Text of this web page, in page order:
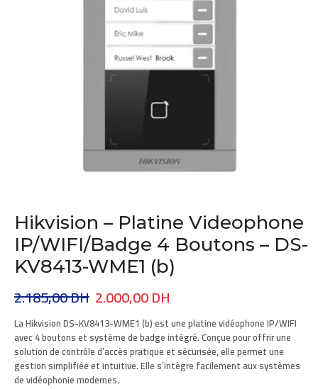
Hikvision – Platine Videophone
IP/WIFI/Badge 4 Boutons – DS-
KV8413-WME1 (b)
2.185,00DH 2.000,00DH
LaHikvision DS-KV8413-WME1 (b)est une platine vidéophone IP/WIFI
avec 4 boutons et système de badge intégré. Conçue pour offrir une
solution de contrôle d’accès pratique et sécurisée, elle permet une
gestion simplifiée et intuitive. Elle s’intègre facilement aux systèmes
de vidéophonie modernes.